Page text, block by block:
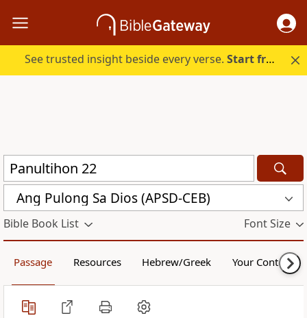
See trusted insight beside every verse.Start free.
Ang Pulong Sa Dios (APSD-CEB)
Bible Book List Font Size
Passage Resources Hebrew/Greek Your Content